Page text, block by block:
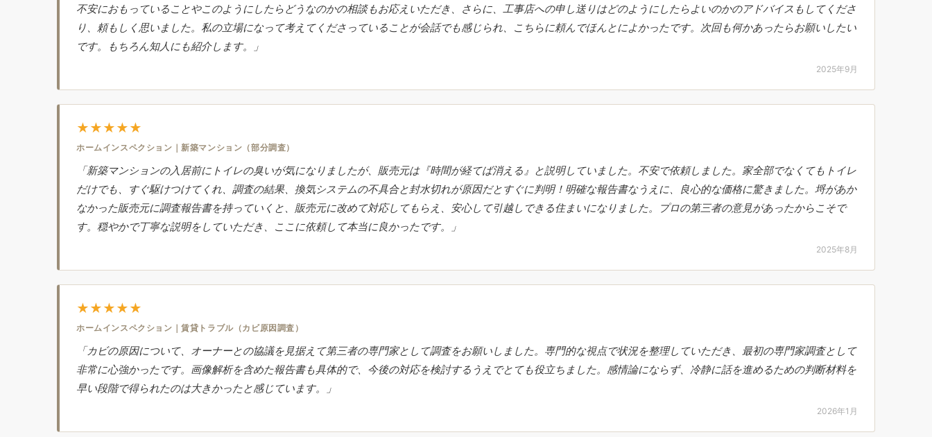
不安におもっていることやこのようにしたらどうなのかの相談もお応えいただき、さらに、工事店への申し送りはどのようにしたらよいのかのアドバイスもしてくださ
り、頼もしく思いました。私の立場になって考えてくださっていることが会話でも感じられ、こちらに頼んでほんとによかったです。次回も何かあったらお願いしたい
です。もちろん知人にも紹介します。」
2025年9月
★★★★★
ホームインスペクション｜新築マンション（部分調査）
「新築マンションの入居前にトイレの臭いが気になりましたが、販売元は『時間が経てば消える』と説明していました。不安で依頼しました。家全部でなくてもトイレ
だけでも、すぐ駆けつけてくれ、調査の結果、換気システムの不具合と封水切れが原因だとすぐに判明！明確な報告書なうえに、良心的な価格に驚きました。埒があか
なかった販売元に調査報告書を持っていくと、販売元に改めて対応してもらえ、安心して引越しできる住まいになりました。プロの第三者の意見があったからこそで
す。穏やかで丁寧な説明をしていただき、ここに依頼して本当に良かったです。」
2025年8月
★★★★★
ホームインスペクション｜賃貸トラブル（カビ原因調査）
「カビの原因について、オーナーとの協議を見据えて第三者の専門家として調査をお願いしました。専門的な視点で状況を整理していただき、最初の専門家調査として
非常に心強かったです。画像解析を含めた報告書も具体的で、今後の対応を検討するうえでとても役立ちました。感情論にならず、冷静に話を進めるための判断材料を
早い段階で得られたのは大きかったと感じています。」
2026年1月